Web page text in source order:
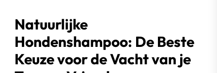
Natuurlijke
Hondenshampoo: De Beste
Keuze voor de Vacht van je